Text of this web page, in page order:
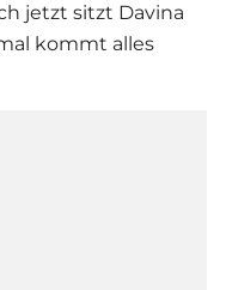
jetzt sitzt Davina
kommt alles